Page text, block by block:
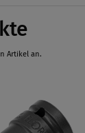
Artikel an.